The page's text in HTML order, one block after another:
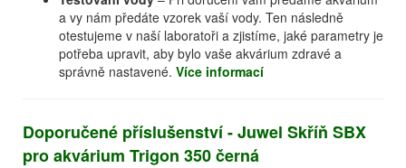
a vy nám předáte vzorek vaší vody. Ten následně
otestujeme v naší laboratoři a zjistíme, jaké parametry je
potřeba upravit, aby bylo vaše akvárium zdravé a
správně nastavené. Více informací
Doporučené příslušenství - Juwel Skříň SBX
pro akvárium Trigon 350 černá